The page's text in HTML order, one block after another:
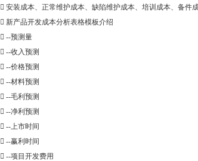
 安装成本、正常维护成本、缺陷维护成本、培训成本、备
 新产品开发成本分析表格模板介绍
 --预测量
 --收入预测
 --价格预测
 --材料预测
 --毛利预测
 --净利预测
 --上市时间
 --赢利时间
 --项目开发费用